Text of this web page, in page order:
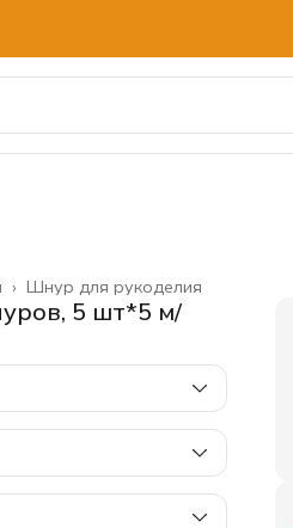
Шнур для рукоделия
›
5 шт*5 м/